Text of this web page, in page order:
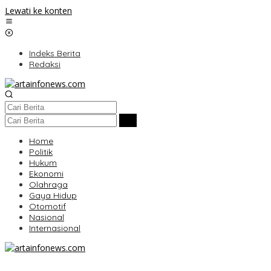
Lewati ke konten
Indeks Berita
Redaksi
Home
Politik
Hukum
Ekonomi
Olahraga
Gaya Hidup
Otomotif
Nasional
Internasional